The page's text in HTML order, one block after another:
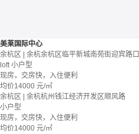
美莱国际中心
余杭区 | 余杭余杭区临平新城南苑街迎宾路口
loft 小户型
现房，交房快，入住便利
均价14000 元/㎡
余杭区 | 余杭杭州钱江经济开发区顺风路
小户型
现房，交房快，入住便利
均价14000 元/㎡